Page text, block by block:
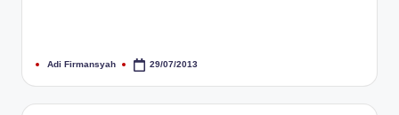
Posted
Adi Firmansyah 29/07/2013